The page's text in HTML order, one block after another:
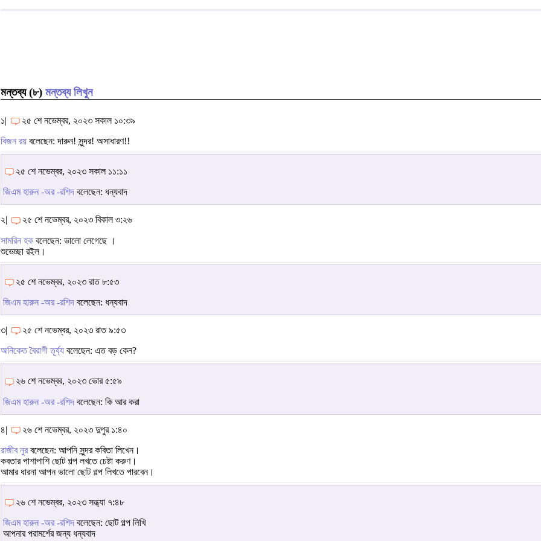
মন্তব্য (৮) মন্তব্য লিখুন
১| ২৫ শে নভেম্বর, ২০২৩ সকাল ১০:৩৯
বিজন রয় বলেছেন: দারুন! সুন্দর! অসাধারণ!!
২৫ শে নভেম্বর, ২০২৩ সকাল ১১:১১
জিএম হারুন -অর -রশিদ বলেছেন: ধন্যবাদ
২| ২৫ শে নভেম্বর, ২০২৩ বিকাল ৩:২৬
সামরিন হক বলেছেন: ভালো লেগেছে ।
শুভেচ্ছা রইল।
২৫ শে নভেম্বর, ২০২৩ রাত ৮:৫৩
জিএম হারুন -অর -রশিদ বলেছেন: ধন্যবাদ
৩| ২৫ শে নভেম্বর, ২০২৩ রাত ৯:৫৩
অনিকেত বৈরাগী তূর্য্য বলেছেন: এত বড় কেন?
২৬ শে নভেম্বর, ২০২৩ ভোর ৫:৫৯
জিএম হারুন -অর -রশিদ বলেছেন: কি আর করা
৪| ২৬ শে নভেম্বর, ২০২৩ দুপুর ১:৪০
রাজীব নুরবলেছেন: আপনি সুন্দর কবিতা লিখেন।
কবতার পাশাপাশি ছোট গল্প লখতে চেষ্টা করুণ।
আমার ধারনা আপন ভালো ছোট গল্প লিখতে পারবেন।
২৬ শে নভেম্বর, ২০২৩ সন্ধ্যা ৭:৪৮
জিএম হারুন -অর -রশিদ বলেছেন: ছোট গল্প লিখি
আপনার পরামর্শের জন্য ধন্যবাদ